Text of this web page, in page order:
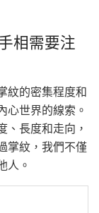
相需要注
紋的密集程度和
心世界的線索。
、長度和走向，
掌紋，我們不僅
人。